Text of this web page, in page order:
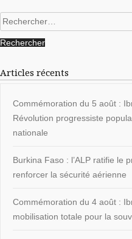
Rechercher :
Articles récents
Commémoration du 5 août :
Révolution progressiste
nationale
Burkina Faso : l’ALP ratifie le
renforcer la sécurité aérienne
Commémoration du 4 août :
mobilisation totale pour la